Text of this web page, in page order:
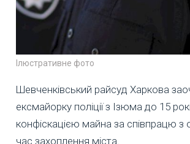
Ілюстративне фото
Шевченківський райсуд Харкова
ексмайорку поліції з Ізюма до 15
конфіскацією майна за співпрацю з
час захоплення міста.